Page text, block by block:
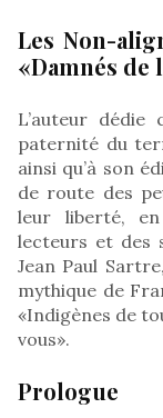
Les Non-
«Damnés de
L’auteur
paternité du
ainsi qu’à son
de route des
leur liberté,
lecteurs et des
Jean Paul
mythique de
«Indigènes de
vous».
Prologue